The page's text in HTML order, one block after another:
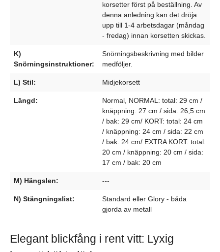
korsetter först på beställning. Av
denna anledning kan det dröja
upp till 1-4 arbetsdagar (måndag
- fredag) innan korsetten skickas.
K)
Snörningsinstruktioner:
Snörningsbeskrivning med bilder
medföljer.
L) Stil: Midjekorsett
Längd:
Normal, NORMAL: total: 29 cm /
knäppning: 27 cm / sida: 26,5 cm
/ bak: 29 cm/ KORT: total: 24 cm
/ knäppning: 24 cm / sida: 22 cm
/ bak: 24 cm/ EXTRA KORT: total:
20 cm / knäppning: 20 cm / sida:
17 cm / bak: 20 cm
M) Hängslen: ---
N) Stängningslist:
Standard eller Glory - båda
gjorda av metall
Elegant blickfång i rent vitt: Lyxig